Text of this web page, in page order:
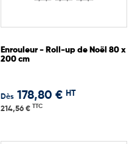
Enrouleur - Roll-up de Noël 80 x
200 cm
Dès 178,80 € HT
214,56 € TTC